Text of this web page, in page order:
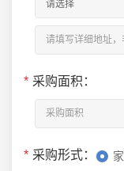
* 采购面积：
* 采购形式：